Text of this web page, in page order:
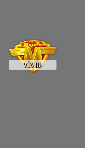
Login